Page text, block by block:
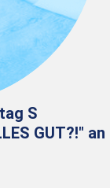
S
GUT?!" an